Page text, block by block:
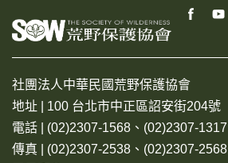
社團法人中華民國荒野保護協會
地址 | 100 台北市中正區詔安街204號
電話 | (02)2307-1568、(02)2307-1317
傳真 | (02)2307-2538、(02)2307-2568